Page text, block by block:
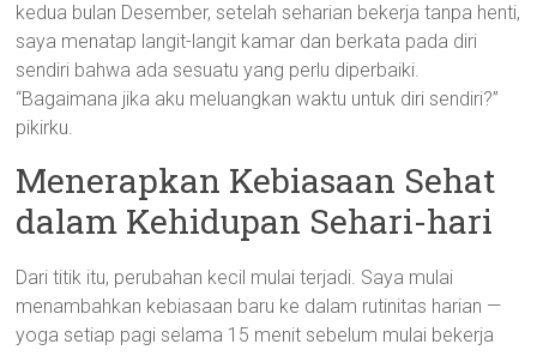
kedua bulan Desember, setelah seharian bekerja tanpa henti,
saya menatap langit-langit kamar dan berkata pada diri
sendiri bahwa ada sesuatu yang perlu diperbaiki.
“Bagaimana jika aku meluangkan waktu untuk diri sendiri?”
pikirku.
Menerapkan Kebiasaan Sehat
dalam Kehidupan Sehari-hari
Dari titik itu, perubahan kecil mulai terjadi. Saya mulai
menambahkan kebiasaan baru ke dalam rutinitas harian —
yoga setiap pagi selama 15 menit sebelum mulai bekerja